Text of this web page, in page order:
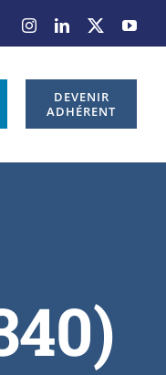
FacebookInstagramLinkedIn
X
DEVENIR
ADHÉRENT